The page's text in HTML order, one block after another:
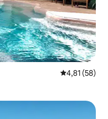
Gemiddelde
4,81 (58)